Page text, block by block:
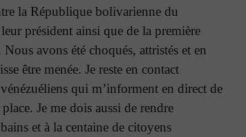
la République bolivarienne du
président ainsi que de la première
avons été choqués, attristés et en
être menée. Je reste en contact
qui m’informent en direct de
Je me dois aussi de rendre
et à la centaine de citoyens